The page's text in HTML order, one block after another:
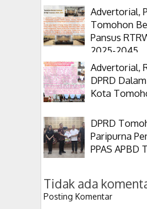
Advertorial,
Tomohon
Pansus
2025-2045
Advertorial,
DPRD
Kota
DPRD
Paripurna
PPAS APBD
Tidak ada
Posting Komentar